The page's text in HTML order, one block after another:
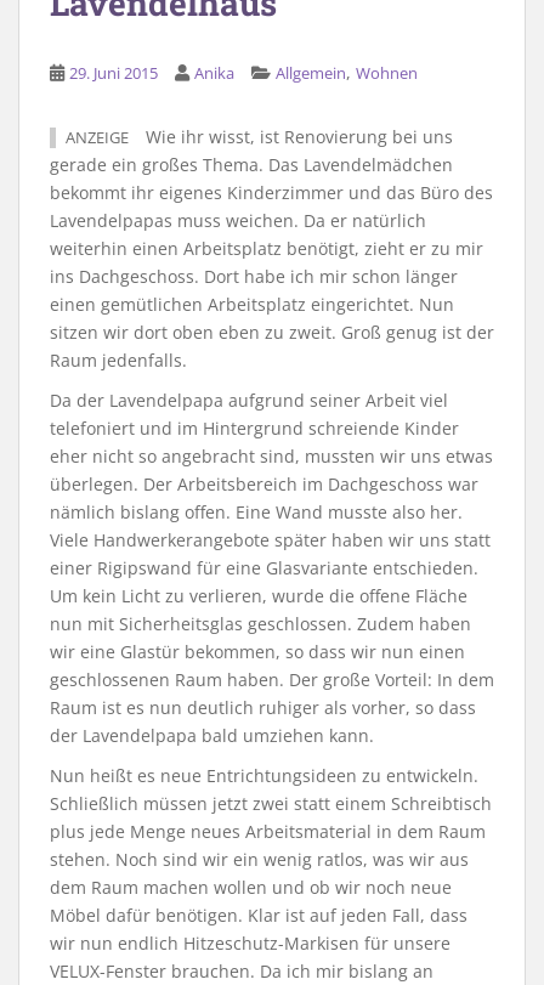
29. Juni 2015 Anika Allgemein, Wohnen
ANZEIGE
Wie ihr wisst, ist Renovierung bei uns
gerade ein großes Thema. Das Lavendelmädchen
bekommt ihr eigenes Kinderzimmer und das Büro des
Lavendelpapas muss weichen. Da er natürlich
weiterhin einen Arbeitsplatz benötigt, zieht er zu mir
ins Dachgeschoss. Dort habe ich mir schon länger
einen gemütlichen Arbeitsplatz eingerichtet. Nun
sitzen wir dort oben eben zu zweit. Groß genug ist der
Raum jedenfalls.
Da der Lavendelpapa aufgrund seiner Arbeit viel
telefoniert und im Hintergrund schreiende Kinder
eher nicht so angebracht sind, mussten wir uns etwas
überlegen. Der Arbeitsbereich im Dachgeschoss war
nämlich bislang offen. Eine Wand musste also her.
Viele Handwerkerangebote später haben wir uns statt
einer Rigipswand für eine Glasvariante entschieden.
Um kein Licht zu verlieren, wurde die offene Fläche
nun mit Sicherheitsglas geschlossen. Zudem haben
wir eine Glastür bekommen, so dass wir nun einen
geschlossenen Raum haben. Der große Vorteil: In dem
Raum ist es nun deutlich ruhiger als vorher, so dass
der Lavendelpapa bald umziehen kann.
Nun heißt es neue Entrichtungsideen zu entwickeln.
Schließlich müssen jetzt zwei statt einem Schreibtisch
plus jede Menge neues Arbeitsmaterial in dem Raum
stehen. Noch sind wir ein wenig ratlos, was wir aus
dem Raum machen wollen und ob wir noch neue
Möbel dafür benötigen. Klar ist auf jeden Fall, dass
wir nun endlich Hitzeschutz-Markisen für unsere
VELUX-Fenster brauchen. Da ich mir bislang an